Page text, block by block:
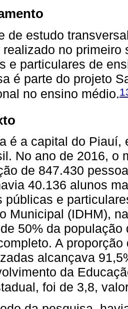
de estudo
realizado no
e particulares de
é parte do projeto
no ensino médio.
é a capital do
No ano de 2016, o
de 847.430
40.136 alunos
públicas e
Municipal (IDHM),
50% da
A
alcançava
da
foi de 3,8,